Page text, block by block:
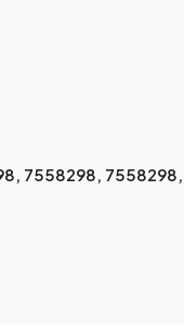
7558298, 7558298,